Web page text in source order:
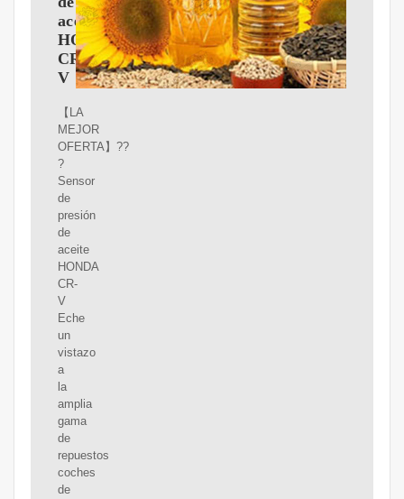
aceite
HONDA
CR-
V
【LA
MEJOR
OFERTA】??
?
Sensor
de
presión
de
aceite
HONDA
CR-
V
Eche
un
vistazo
a
la
amplia
gama
de
repuestos
coches
de